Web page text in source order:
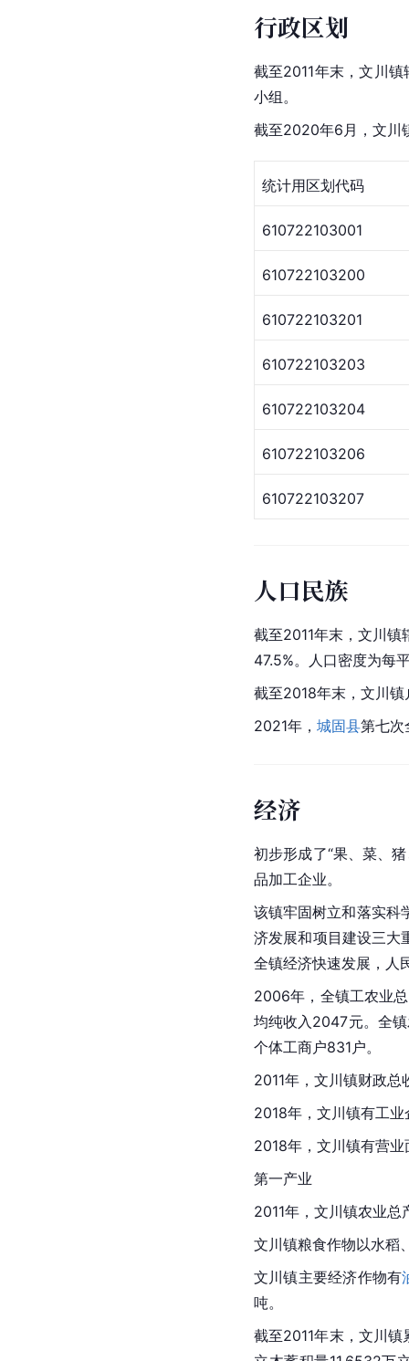
行政区划
截至2011年末，文川
小组。
截至2020年6月，文川
统计用区划代码
610722103001
610722103200
610722103201
610722103203
610722103204
610722103206
610722103207
人口民族
截至2011年末，文川
47.5%。人口密度为每
截至2018年末，文川镇
2021年， 城固县第七次
经济
初步形成了“果、菜、
品加工企业。
该镇牢固树立和落实科
济发展和项目建设三大
全镇经济快速发展，人
2006年，全镇工农业
均纯收入2047元。全
个体工商户831户。
2011年，文川镇财政
2018年，文川镇有工
2018年，文川镇有营
第一产业
2011年，文川镇农业
文川镇粮食作物以水稻
文川镇主要经济作物有
吨。
截至2011年末，文川